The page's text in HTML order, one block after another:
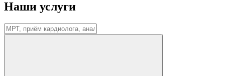
Наши услуги